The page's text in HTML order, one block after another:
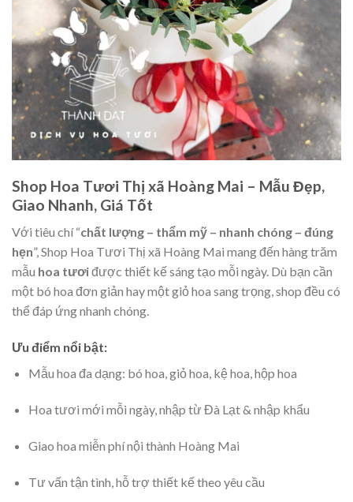
Shop Hoa Tươi Thị xã Hoàng Mai – Mẫu Đẹp,
Giao Nhanh, Giá Tốt
Với tiêu chí “chất lượng – thẩm mỹ – nhanh chóng – đúng
hẹn”, Shop Hoa Tươi Thị xã Hoàng Mai mang đến hàng trăm
mẫu hoa tươiđược thiết kế sáng tạo mỗi ngày. Dù bạn cần
một bó hoa đơn giản hay một giỏ hoa sang trọng, shop đều có
thể đáp ứng nhanh chóng.
Ưu điểm nổi bật:
Mẫu hoa đa dạng: bó hoa, giỏ hoa, kệ hoa, hộp hoa
Hoa tươi mới mỗi ngày, nhập từ Đà Lạt & nhập khẩu
Giao hoa miễn phí nội thành Hoàng Mai
Tư vấn tận tình, hỗ trợ thiết kế theo yêu cầu